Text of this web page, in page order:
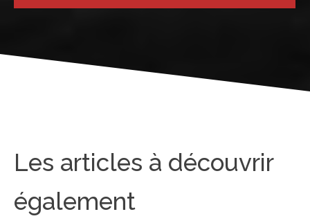
Les articles à découvrir
également